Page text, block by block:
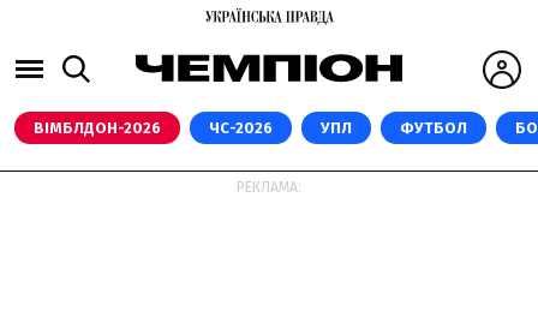
ВІМБЛДОН-2026 ЧС-2026 УПЛ ФУТБОЛ
РЕКЛАМА: